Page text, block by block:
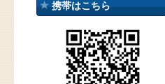
携帯はこちら